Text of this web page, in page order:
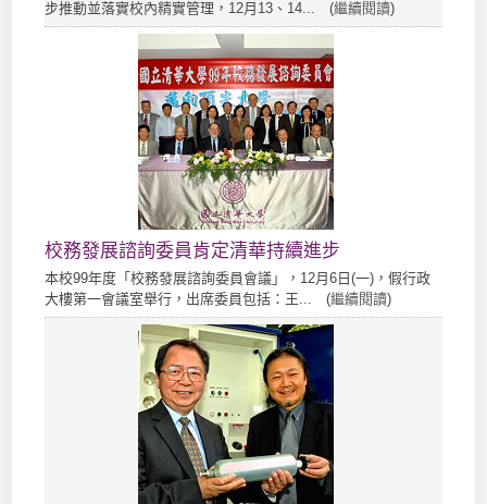
步推動並落實校內精實管理，12月13、14... (繼續閱讀)
校務發展諮詢委員肯定清華持續進步
本校99年度「校務發展諮詢委員會議」，12月6日(一)，假行政
大樓第一會議室舉行，出席委員包括：王... (繼續閱讀)